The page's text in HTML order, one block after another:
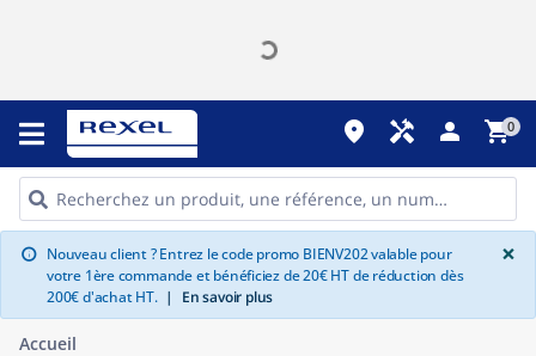
place handyman person shopping_cart0
info Nouveau client ? Entrez le code promo BIENV202 valable pour
votre 1ère commande et bénéficiez de 20€ HT de réduction dès
200€ d'achat HT. | En savoir plus
×
Accueil